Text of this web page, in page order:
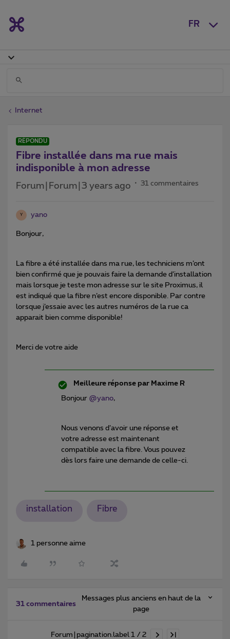
FR
Internet
RÉPONDU
Fibre installée dans ma rue mais
indisponible à mon adresse
Forum|Forum|3 years ago 31 commentaires
Y yano
Bonjour,
La fibre a été installée dans ma rue, les techniciens m’ont
bien confirmé que je pouvais faire la demande d’installation
mais lorsque je teste mon adresse sur le site Proximus, il
est indiqué que la fibre n’est encore disponible. Par contre
lorsque j’essaie avec les autres numéros de la rue ca
apparait bien comme disponible!
Merci de votre aide
Meilleure réponse par Maxime R
Bonjour @yano,
Nous venons d’avoir une réponse et
votre adresse est maintenant
compatible avec la fibre. Vous pouvez
dès lors faire une demande de celle-ci.
installation Fibre
1 personne aime
31 commentaires
Messages plus anciens en haut de la
page
Forum|pagination.label 1 / 2